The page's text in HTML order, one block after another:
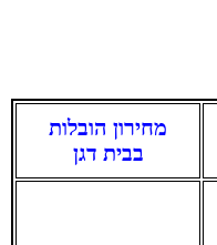
מחירון הובלות
בבית דגן